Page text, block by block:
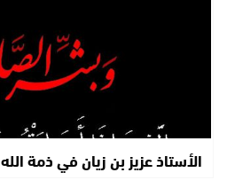
الأستاذ عزيز بن زيان في ذمة الله